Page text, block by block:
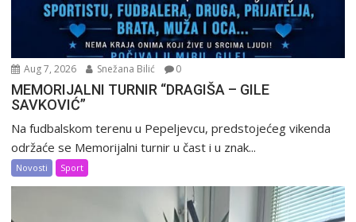
Aug 7, 2026 Snežana Bilić 0
MEMORIJALNI TURNIR “DRAGIŠA – GILE
SAVKOVIĆ”
Na fudbalskom terenu u Pepeljevcu, predstojećeg vikenda
održaće se Memorijalni turnir u čast i u znak...
Novosti Sport